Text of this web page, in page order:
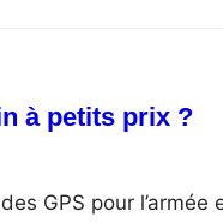
à petits prix ?
GPS pour l’armée